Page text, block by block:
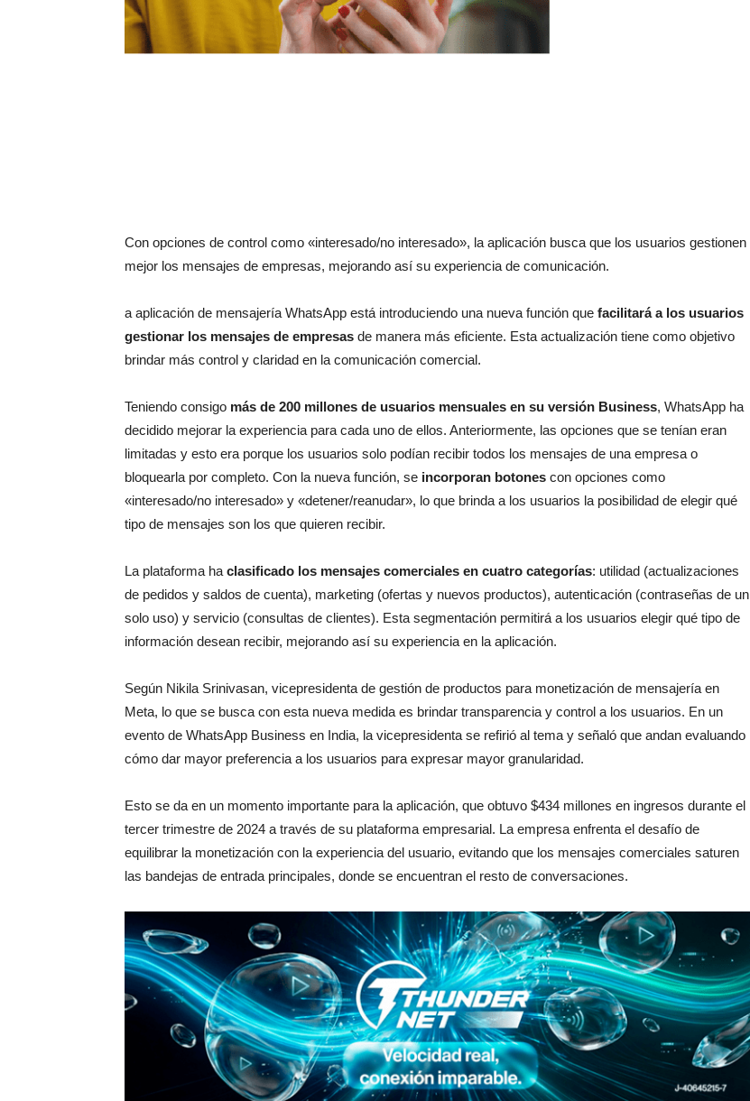
Con opciones de control como «interesado/no interesado», la aplicación busca que los usuarios gestionen
mejor los mensajes de empresas, mejorando así su experiencia de comunicación.
a aplicación de mensajería WhatsApp está introduciendo una nueva función que facilitará a los usuarios
gestionar los mensajes de empresas de manera más eficiente. Esta actualización tiene como objetivo
brindar más control y claridad en la comunicación comercial.
Teniendo consigo más de 200 millones de usuarios mensuales en su versión Business, WhatsApp ha
decidido mejorar la experiencia para cada uno de ellos. Anteriormente, las opciones que se tenían eran
limitadas y esto era porque los usuarios solo podían recibir todos los mensajes de una empresa o
bloquearla por completo. Con la nueva función, se incorporan botones con opciones como
«interesado/no interesado» y «detener/reanudar», lo que brinda a los usuarios la posibilidad de elegir qué
tipo de mensajes son los que quieren recibir.
La plataforma ha clasificado los mensajes comerciales en cuatro categorías: utilidad (actualizaciones
de pedidos y saldos de cuenta), marketing (ofertas y nuevos productos), autenticación (contraseñas de un
solo uso) y servicio (consultas de clientes). Esta segmentación permitirá a los usuarios elegir qué tipo de
información desean recibir, mejorando así su experiencia en la aplicación.
Según Nikila Srinivasan, vicepresidenta de gestión de productos para monetización de mensajería en
Meta, lo que se busca con esta nueva medida es brindar transparencia y control a los usuarios. En un
evento de WhatsApp Business en India, la vicepresidenta se refirió al tema y señaló que andan evaluando
cómo dar mayor preferencia a los usuarios para expresar mayor granularidad.
Esto se da en un momento importante para la aplicación, que obtuvo $434 millones en ingresos durante el
tercer trimestre de 2024 a través de su plataforma empresarial. La empresa enfrenta el desafío de
equilibrar la monetización con la experiencia del usuario, evitando que los mensajes comerciales saturen
las bandejas de entrada principales, donde se encuentran el resto de conversaciones.